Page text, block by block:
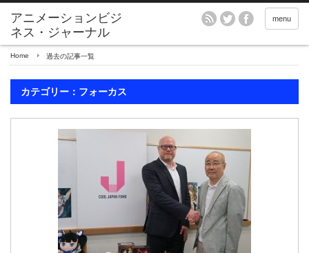
アニメーションビジ
ネス・ジャーナル
menu
Home 過去の記事一覧
カテゴリー：フォーカス